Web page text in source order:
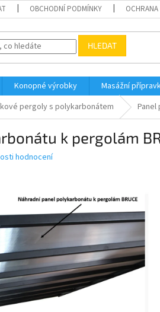
OBCHODNÍ PODMÍNKY OCHRANA
HLEDAT
Konopné výrobky Masážní
pergoly s polykarbonátem Panel
k pergolám
hodnocení